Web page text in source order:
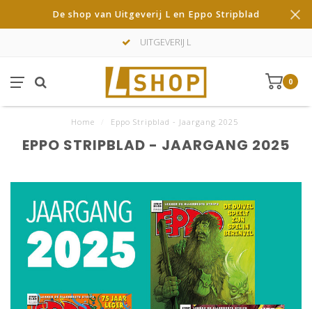
De shop van Uitgeverij L en Eppo Stripblad
UITGEVERIJ L
0
Home Eppo Stripblad - Jaargang 2025
EPPO STRIPBLAD - JAARGANG 2025